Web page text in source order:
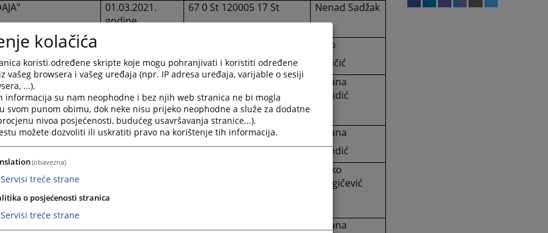
01.03.2021.
godine
67 0 St 120005 17 St Nenad Sadžak
godine
Vojo
Pavičić
STANICA a.d.
08.04.2026.
godine
67 0 St 0042665 26 St
Ljiljana
Mandić
Dubica
04.07.2025.
godine
67 0 St 004397 25 St
Ljiljana
Mandić
Željko
Dragičević
Ljiljana
kolačića
koristi određene skripte koje mogu pohranjivati i koristiti određene
vašeg browsera i vašeg uređaja (npr. IP adresa uređaja, varijable o sesiji
...).
informacija su nam neophodne i bez njih web stranica ne bi mogla
svom punom obimu, dok neke nisu prijeko neophodne a služe za dodatne
nivoa posjećenosti, budućeg usavršavanja stranice...).
možete dozvoliti ili uskratiti pravo na korištenje tih informacija.
(obavezna)
Servisi treće strane
o posjećenosti stranica
Servisi treće strane